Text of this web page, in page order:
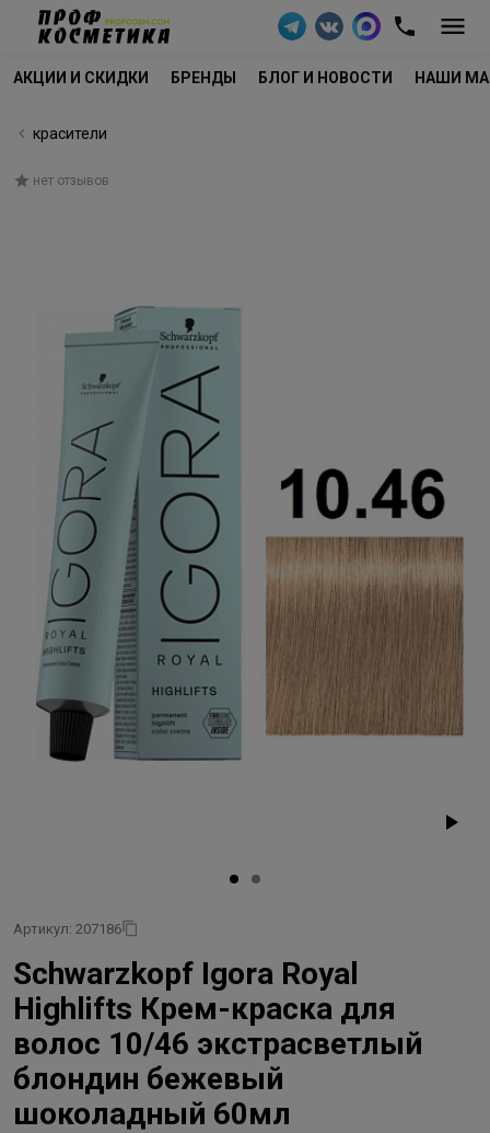
АКЦИИ И СКИДКИ БРЕНДЫ БЛОГ И НОВОСТИ НАШИ
красители
нет отзывов
Артикул: 207186
Schwarzkopf Igora Royal
Highlifts Крем-краска для
волос 10/46 экстрасветлый
блондин бежевый
шоколадный 60мл